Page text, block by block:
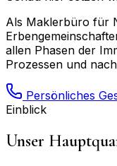
Als Maklerbüro für
allen Phasen der
Prozessen und
Persönliches
Einblick
Unser